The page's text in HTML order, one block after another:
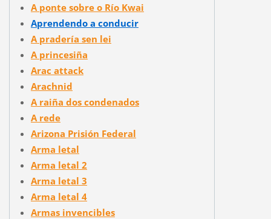
A ponte sobre o Río Kwai
Aprendendo a conducir
A pradería sen lei
A princesiña
Arac attack
Arachnid
A raiña dos condenados
A rede
Arizona Prisión Federal
Arma letal
Arma letal 2
Arma letal 3
Arma letal 4
Armas invencibles